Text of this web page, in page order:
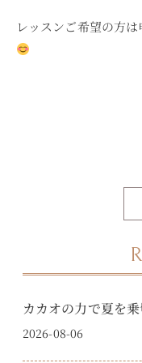
レッスンご希望の方
カカオの力で夏を乗
2026-08-06